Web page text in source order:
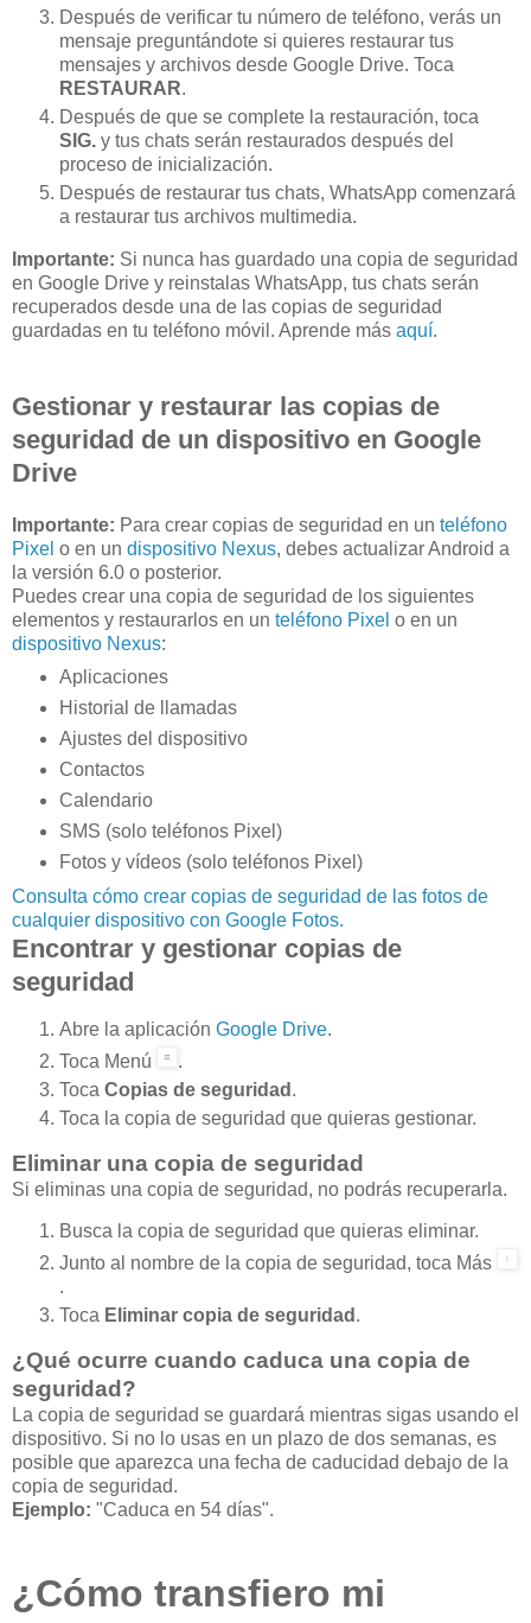
Después de verificar tu número de teléfono, verás un
mensaje preguntándote si quieres restaurar tus
mensajes y archivos desde Google Drive. Toca
RESTAURAR.
Después de que se complete la restauración, toca
SIG. y tus chats serán restaurados después del
proceso de inicialización.
Después de restaurar tus chats, WhatsApp comenzará
a restaurar tus archivos multimedia.
Importante: Si nunca has guardado una copia de seguridad
en Google Drive y reinstalas WhatsApp, tus chats serán
recuperados desde una de las copias de seguridad
guardadas en tu teléfono móvil. Aprende más aquí.
Gestionar y restaurar las copias de
seguridad de un dispositivo en Google
Drive
Importante: Para crear copias de seguridad en un teléfono
Pixel o en un dispositivo Nexus, debes actualizar Android a
la versión 6.0 o posterior.
Puedes crear una copia de seguridad de los siguientes
elementos y restaurarlos en un teléfono Pixel o en un
dispositivo Nexus:
Aplicaciones
Historial de llamadas
Ajustes del dispositivo
Contactos
Calendario
SMS (solo teléfonos Pixel)
Fotos y vídeos (solo teléfonos Pixel)
Consulta cómo crear copias de seguridad de las fotos de
cualquier dispositivo con Google Fotos.
Encontrar y gestionar copias de
seguridad
Abre la aplicación Google Drive.
Toca Menú
.
Toca Copias de seguridad .
Toca la copia de seguridad que quieras gestionar.
Eliminar una copia de seguridad
Si eliminas una copia de seguridad, no podrás recuperarla.
Busca la copia de seguridad que quieras eliminar.
Junto al nombre de la copia de seguridad, toca Más
.
Toca Eliminar copia de seguridad .
¿Qué ocurre cuando caduca una copia de
seguridad?
La copia de seguridad se guardará mientras sigas usando el
dispositivo. Si no lo usas en un plazo de dos semanas, es
posible que aparezca una fecha de caducidad debajo de la
copia de seguridad.
Ejemplo: "Caduca en 54 días".
¿Cómo transfiero mi